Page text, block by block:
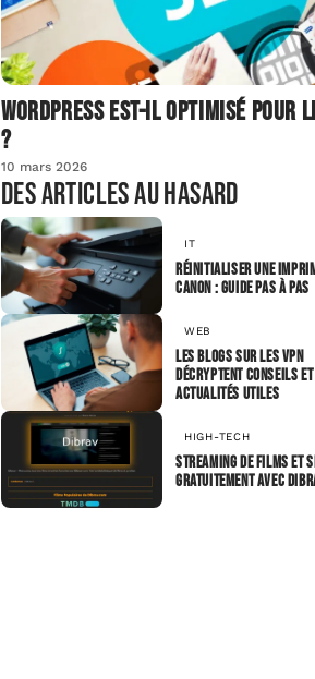
Wordpress est-il optimisé pour le
?
10 mars 2026
Des articles au hasard
IT
Réinitialiser une
Canon : guide pas à pas
WEB
Les blogs sur les VPN
décryptent conseils et
actualités utiles
HIGH-TECH
Streaming de Films et
Gratuitement avec